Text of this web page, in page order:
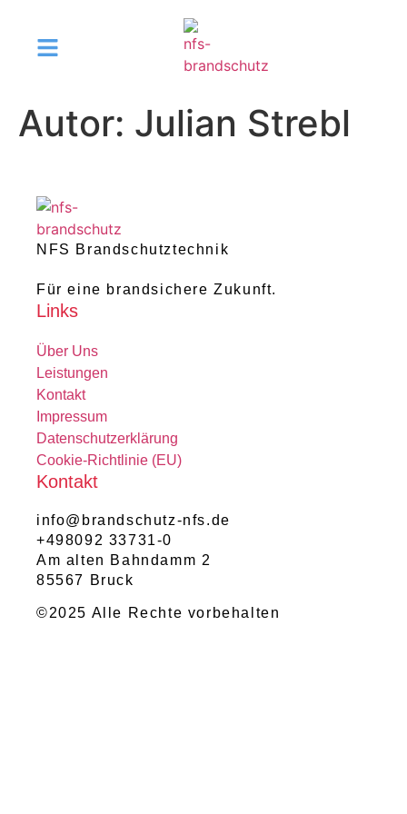
Autor: Julian Strebl
NFS Brandschutztechnik
Für eine brandsichere Zukunft.
Links
Über Uns
Leistungen
Kontakt
Impressum
Datenschutzerklärung
Cookie-Richtlinie (EU)
Kontakt
info@brandschutz-nfs.de
+498092 33731-0
Am alten Bahndamm 2
85567 Bruck
©2025 Alle Rechte vorbehalten